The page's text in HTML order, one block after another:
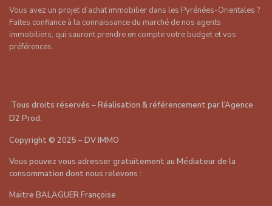
Vous avez un projet d’achat immobilier dans les Pyrénées-Orientales ?
Faites confiance à la connaissance du marché de nos agents
immobiliers, qui sauront prendre en compte votre budget et vos
préférences.
Tous droits réservés – Réalisation & référencement parl’Agence
D2 Prod.
Copyright© 2025 – DV IMMO
Vous pouvez vous adresser gratuitement au Médiateur de la
consommation dont nous relevons :
Maitre BALAGUER Françoise